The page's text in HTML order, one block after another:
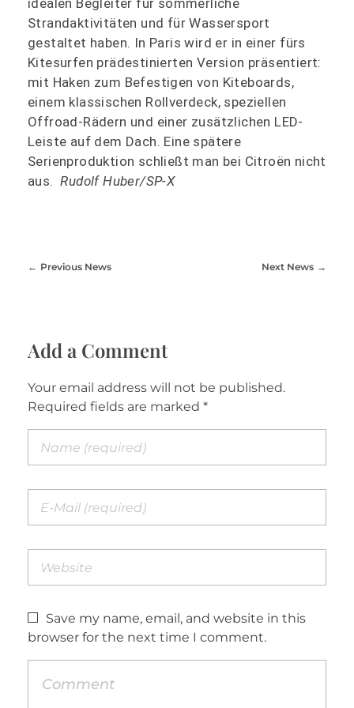
Strandaktivitäten und für Wassersport
gestaltet haben. In Paris wird er in einer fürs
Kitesurfen prädestinierten Version präsentiert:
mit Haken zum Befestigen von Kiteboards,
einem klassischen Rollverdeck, speziellen
Offroad-Rädern und einer zusätzlichen LED-
Leiste auf dem Dach. Eine spätere
Serienproduktion schließt man bei Citroën nicht
aus.Rudolf Huber/SP-X
Previous News Next News
Add a Comment
Your email address will not be published.
Required fields are marked *
Save my name, email, and website in this
browser for the next time I comment.